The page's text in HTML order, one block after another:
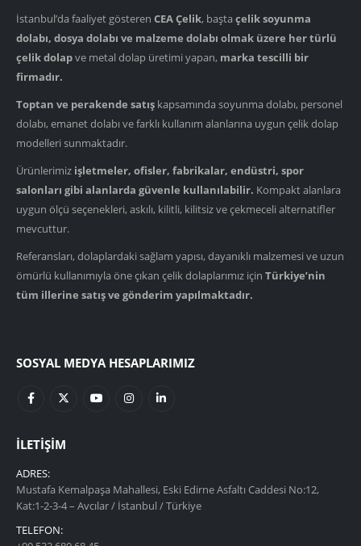
İstanbul’da faaliyet gösteren CEA Çelik, başta çelik soyunma
dolabı, dosya dolabı ve malzeme dolabı olmak üzere her türlü
çelik dolapve metal dolap üretimi yapan, marka tescilli bir
firmadır.
Toptan ve perakende satış kapsamında soyunma dolabı, personel
dolabı, emanet dolabı ve farklı kullanım alanlarına uygun çelik dolap
modelleri sunmaktadır.
Ürünlerimiz işletmeler, ofisler, fabrikalar, endüstri, spor
salonları gibi alanlarda güvenle kullanılabilir. Kompakt alanlara
uygun ölçü seçenekleri, askılı, kilitli, kilitsiz ve çekmeceli alternatifler
mevcuttur.
Referansları, dolaplardaki sağlam yapısı, dayanıklı malzemesi ve uzun
ömürlü kullanımıyla öne çıkan çelik dolaplarımız için Türkiye’nin
tüm illerine satış ve gönderim yapılmaktadır.
SOSYAL MEDYA HESAPLARIMIZ
İLETIŞIM
ADRES:
Mustafa Kemalpaşa Mahallesi, Eski Edirne Asfaltı Caddesi No:12,
Kat:1-2-3-4 – Avcılar / İstanbul / Türkiye
TELEFON: